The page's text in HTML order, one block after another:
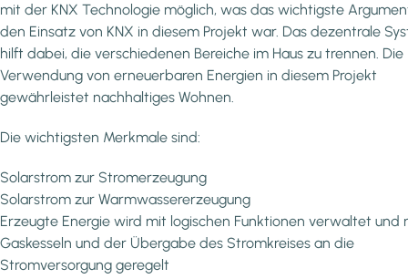
mit der KNX Technologie möglich, was das wichtigste
den Einsatz von KNX in diesem Projekt war. Das dezentrale
hilft dabei, die verschiedenen Bereiche im Haus zu trennen. Die
Verwendung von erneuerbaren Energien in diesem Projekt
gewährleistet nachhaltiges Wohnen.
Die wichtigsten Merkmale sind:
Solarstrom zur Stromerzeugung
Solarstrom zur Warmwassererzeugung
Erzeugte Energie wird mit logischen Funktionen verwaltet und
Gaskesseln und der Übergabe des Stromkreises an die
Stromversorgung geregelt